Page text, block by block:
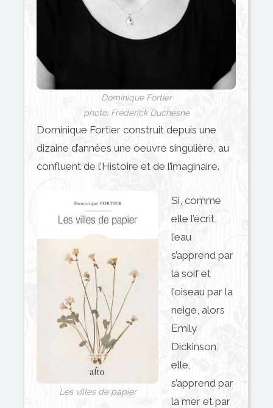
Dominique Fortier
photo: Frédérick Duchesne
Dominique Fortier construit depuis une
dizaine d’années une oeuvre singulière, au
confluent de l’Histoire et de l’imaginaire.
Les villes de papier
Si, comme
elle l’écrit,
l’eau
s’apprend par
la soif et
l’oiseau par la
neige, alors
Emily
Dickinson,
elle,
s’apprend par
la mer et par